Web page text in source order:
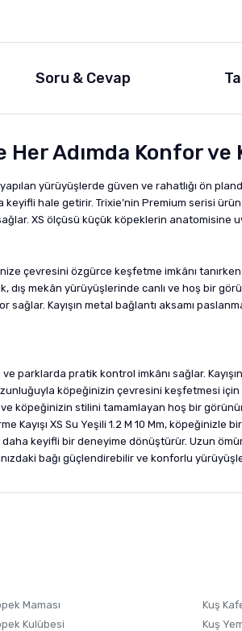
Soru & Cevap
Her Adımda Konfor
yürüyüşlerde güven ve rahatlığı ön
hale getirir. Trixie’nin Premium serisi ürün
XS ölçüsü küçük köpeklerin anatomisine
çevresini özgürce keşfetme imkânı
mekân yürüyüşlerinde canlı ve hoş bir
Kayışın metal bağlantı aksamı
ve parklarda pratik kontrol imkânı sağlar.
köpeğinizin çevresini keşfetmesi
köpeğinizin stilini tamamlayan hoş bir
XS Su Yeşili 1.2 M 10 Mm, köpeğinizle
keyifli bir deneyime dönüştürür. Uzun
bağı güçlendirebilir ve konforlu
Ürünü Satın Al ve Yorumla
Maması
Kulübesi
Kuş
Kuş